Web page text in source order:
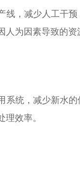
线，减少人工干
人为因素导致的资
系统，减少新水
理效率。